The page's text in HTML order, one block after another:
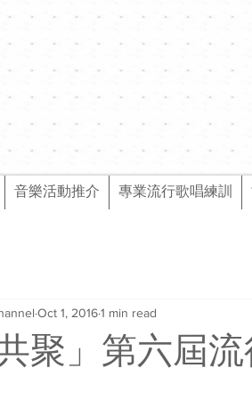
音樂活動推介 專業流行歌唱練訓
聚」第六屆
Oct 1, 20161 min read